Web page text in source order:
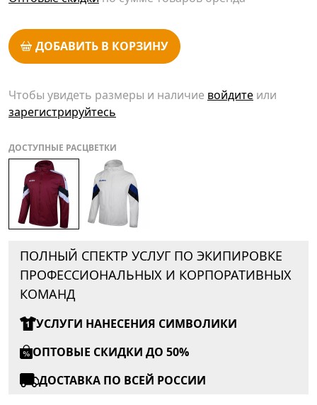
ДОБАВИТЬ В КОРЗИНУ
Чтобы увидеть размеры и наличие войдите или
зарегистрируйтесь
ДОСТУПНЫЕ РАСЦВЕТКИ
ПОЛНЫЙ СПЕКТР УСЛУГ ПО ЭКИПИРОВКЕ
ПРОФЕССИОНАЛЬНЫХ И КОРПОРАТИВНЫХ
КОМАНД
УСЛУГИ НАНЕСЕНИЯ СИМВОЛИКИ
ОПТОВЫЕ СКИДКИ ДО 50%
ДОСТАВКА ПО ВСЕЙ РОССИИ